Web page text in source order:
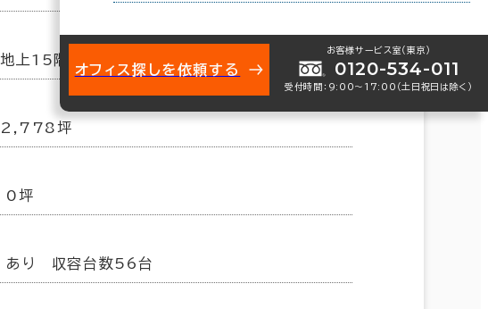
地上15階建
2,778坪
0坪
あり 収容台数56台
オフィス探しを依頼する
お客様サービス室（東京）
0120-534-011
受付時間：9:00〜17:00（土日祝日は除く）